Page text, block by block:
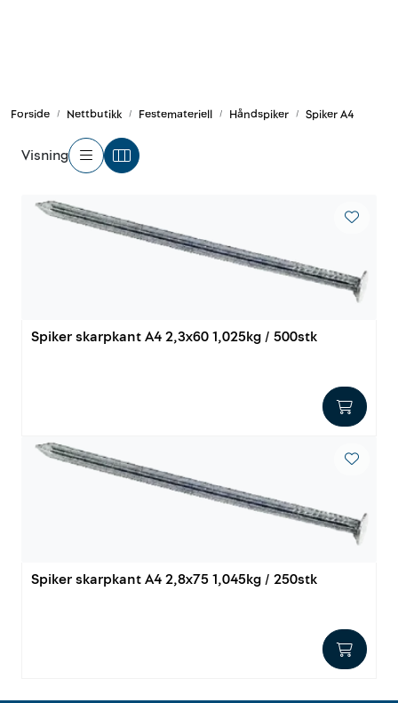
Forside Nettbutikk Festemateriell Håndspiker Spiker A4
Visning
Spiker skarpkant A4 2,3x60 1,025kg / 500stk
Spiker skarpkant A4 2,8x75 1,045kg / 250stk
Belysning og sesong
Byggkjemi
Festemateriell
Mur og mørtel